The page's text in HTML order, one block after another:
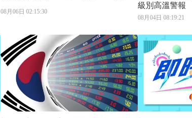
08月06日 02:15:30
級別高溫警報
08月04日 08:19:21